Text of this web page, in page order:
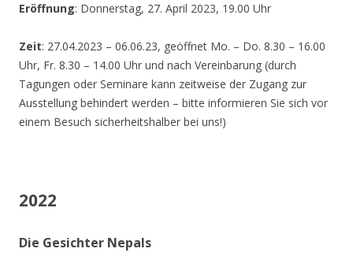
Eröffnung: Donnerstag, 27. April 2023, 19.00 Uhr
Zeit: 27.04.2023 – 06.06.23, geöffnet Mo. – Do. 8.30 – 16.00
Uhr, Fr. 8.30 – 14.00 Uhr und nach Vereinbarung (durch
Tagungen oder Seminare kann zeitweise der Zugang zur
Ausstellung behindert werden – bitte informieren Sie sich vor
einem Besuch sicherheitshalber bei uns!)
2022
Die Gesichter Nepals